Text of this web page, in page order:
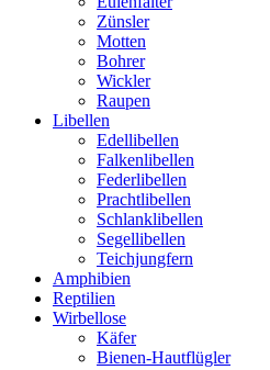
Zünsler
Motten
Bohrer
Wickler
Raupen
Libellen
Edellibellen
Falkenlibellen
Federlibellen
Prachtlibellen
Schlanklibellen
Segellibellen
Teichjungfern
Amphibien
Reptilien
Wirbellose
Käfer
Bienen-Hautflügler